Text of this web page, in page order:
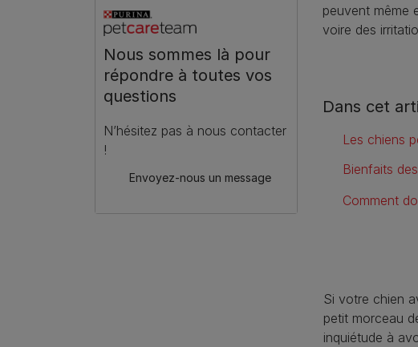
Nous sommes là pour
répondre à toutes vos
questions
N’hésitez pas à nous contacter
!
Envoyez-nous un message
peuvent même
voire des
Dans cet
Les chiens
Bienfaits
Comment
Si votre chien
petit morceau
inquiétude à